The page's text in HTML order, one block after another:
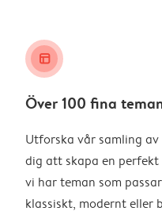
layout_alt
Över 100 fina
Utforska vår samling
dig att skapa en
vi har teman som
klassiskt, modernt eller